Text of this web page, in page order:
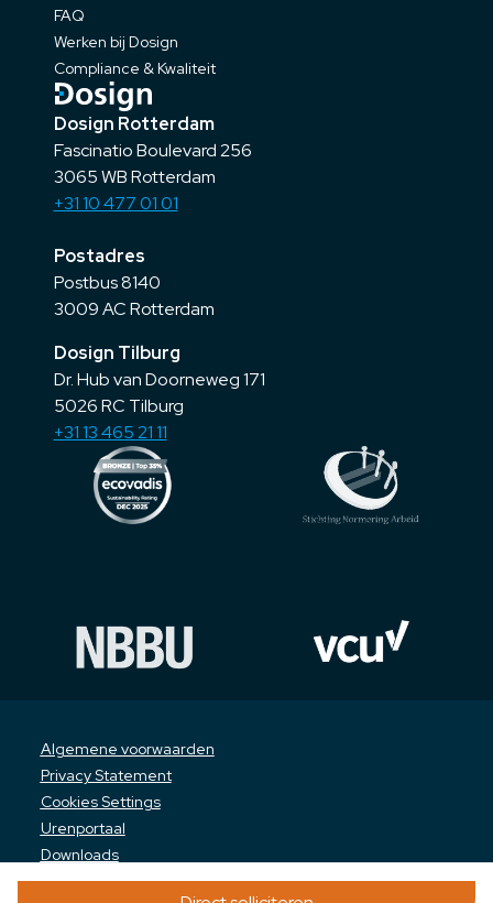
FAQ
Werken bij Dosign
Compliance & Kwaliteit
Dosign Rotterdam
Fascinatio Boulevard 256
3065 WB Rotterdam
+31 10 477 01 01
Postadres
Postbus 8140
3009 AC Rotterdam
Dosign Tilburg
Dr. Hub van Doorneweg 171
5026 RC Tilburg
+31 13 465 21 11
Algemene voorwaarden
Privacy Statement
Cookies Settings
Urenportaal
Downloads
Anti-discriminatie policy